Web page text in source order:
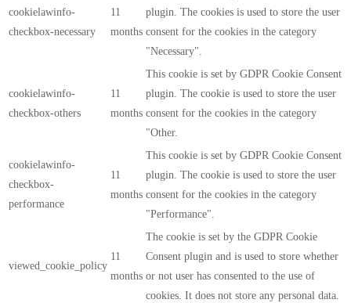
cookielawinfo-
checkbox-necessary
11
months
plugin. The cookies is used to store the user
consent for the cookies in the category
"Necessary".
cookielawinfo-
checkbox-others
11
months
This cookie is set by GDPR Cookie Consent
plugin. The cookie is used to store the user
consent for the cookies in the category
"Other.
cookielawinfo-
checkbox-
performance
11
months
This cookie is set by GDPR Cookie Consent
plugin. The cookie is used to store the user
consent for the cookies in the category
"Performance".
viewed_cookie_policy
11
months
The cookie is set by the GDPR Cookie
Consent plugin and is used to store whether
or not user has consented to the use of
cookies. It does not store any personal data.